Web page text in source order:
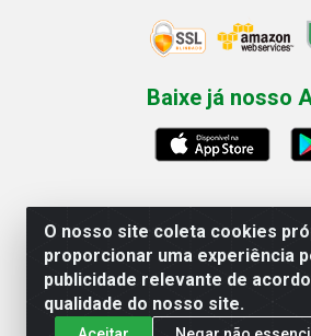
O nosso site coleta cookies
proporcionar uma experiência
publicidade relevante de
qualidade do nosso site.
Baixe já nosso